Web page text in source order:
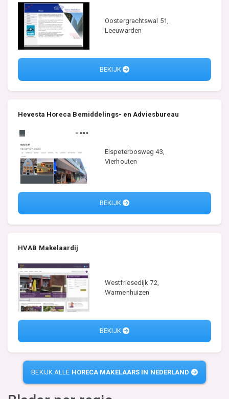
Oostergrachtswal 51,
Leeuwarden
BEKIJK
Hevesta Horeca Bemiddelings- en Adviesbureau
Elspeterbosweg 43,
Vierhouten
BEKIJK
HVAB Makelaardij
Westfriesedijk 72,
Warmenhuizen
BEKIJK
BEKIJK ALLE HORECA MAKELAARS IN NEDERLAND